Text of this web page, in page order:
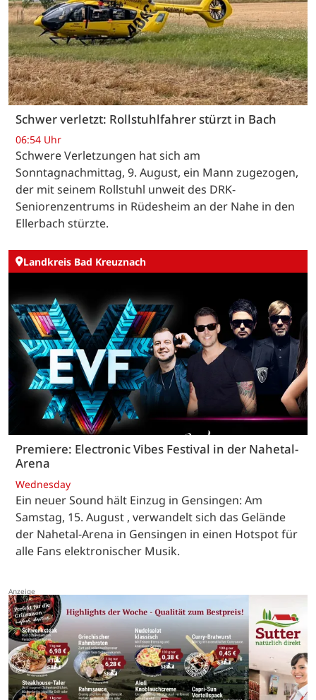
Schwer verletzt: Rollstuhlfahrer stürzt in Bach
06:54 Uhr
Schwere Verletzungen hat sich am
Sonntagnachmittag, 9. August, ein Mann zugezogen,
der mit seinem Rollstuhl unweit des DRK-
Seniorenzentrums in Rüdesheim an der Nahe in den
Ellerbach stürzte.
Landkreis Bad Kreuznach
Premiere: Electronic Vibes Festival in der Nahetal-
Arena
Wednesday
Ein neuer Sound hält Einzug in Gensingen: Am
Samstag, 15. August , verwandelt sich das Gelände
der Nahetal-Arena in Gensingen in einen Hotspot für
alle Fans elektronischer Musik.